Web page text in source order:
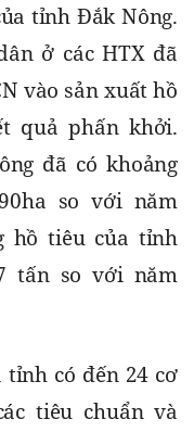
tỉnh Đắk Nông.
ở các HTX đã
vào sản xuất hồ
quả phấn khởi.
đã có khoảng
so với năm
hồ tiêu của tỉnh
tấn so với năm
có đến 24 cơ
tiêu chuẩn và